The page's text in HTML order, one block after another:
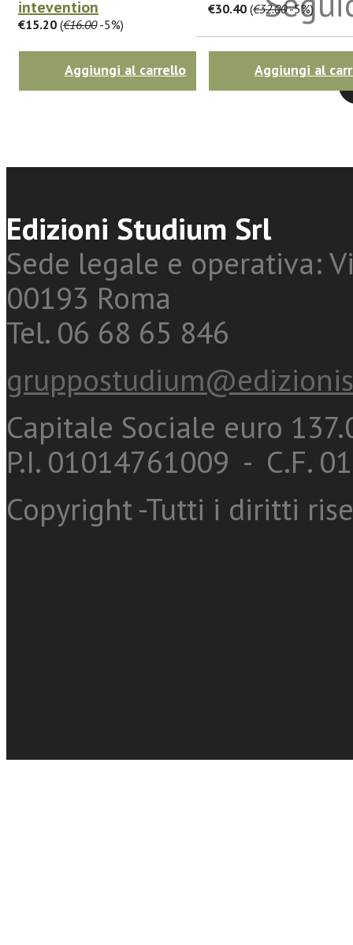
intevention
€15.20 (€16.00-5%)
Aggiungi al carrello
€30.40 (€32.00-5%)
Aggiungi al
Edizioni Studium Srl
Sede legale e operativa:
00193 Roma
Tel. 06 68 65 846
Capitale Sociale euro
P.I. 01014761009 - C.F.
Copyright -Tutti i diritti